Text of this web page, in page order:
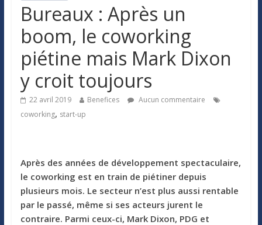
Bureaux : Après un
boom, le coworking
piétine mais Mark Dixon
y croit toujours
22 avril 2019 Benefices
Aucun commentaire
coworking, start-up
Après des années de développement spectaculaire,
le coworking est en train de piétiner depuis
plusieurs mois. Le secteur n’est plus aussi rentable
par le passé, même si ses acteurs jurent le
contraire. Parmi ceux-ci, Mark Dixon, PDG et